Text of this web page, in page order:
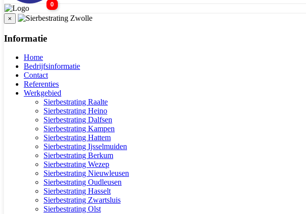
0
×
Informatie
Home
Bedrijfsinformatie
Contact
Referenties
Werkgebied
Sierbestrating Raalte
Sierbestrating Heino
Sierbestrating Dalfsen
Sierbestrating Kampen
Sierbestrating Hattem
Sierbestrating Ijsselmuiden
Sierbestrating Berkum
Sierbestrating Wezep
Sierbestrating Nieuwleusen
Sierbestrating Oudleusen
Sierbestrating Hasselt
Sierbestrating Zwartsluis
Sierbestrating Olst